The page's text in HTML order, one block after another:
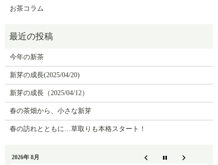
お茶コラム
今年の新茶
新芽の成長(2025/04/20)
新芽の成長（2025/04/12）
春の茶畑から、小さな新芽
春の訪れとともに…草取りも本格スタート！
2026年 8月